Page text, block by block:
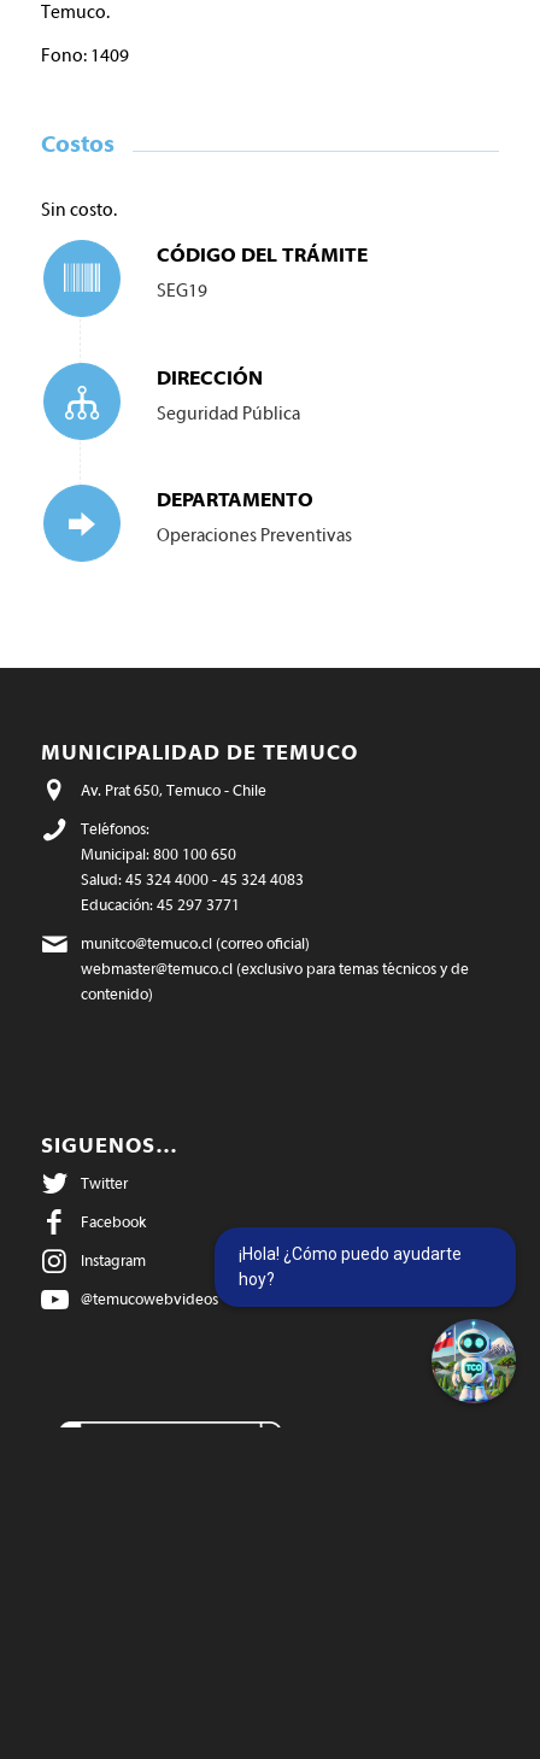
Temuco.
Fono: 1409
Costos
Sin costo.
CÓDIGO DEL TRÁMITE
SEG19
DIRECCIÓN
Seguridad Pública
DEPARTAMENTO
Operaciones Preventivas
MUNICIPALIDAD DE TEMUCO
Av. Prat 650, Temuco - Chile
Teléfonos:
Municipal: 800 100 650
Salud: 45 324 4000 - 45 324 4083
Educación: 45 297 3771
munitco@temuco.cl(correo oficial)
webmaster@temuco.cl(exclusivo para temas técnicos y de
contenido)
SIGUENOS…
Twitter
Facebook
Instagram
@temucowebvideos
¡Hola! ¿Cómo puedo ayudarte
hoy?